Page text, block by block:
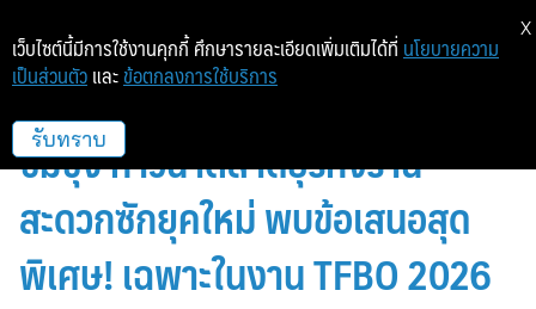
เครื่องซักผ้าและอบผ้าเชิงพาณิชย์
ซัมซุง ก้าวนำตลาดธุรกิจร้าน
สะดวกซักยุคใหม่ พบข้อเสนอสุด
พิเศษ! เฉพาะในงาน TFBO 2026
เว็บไซต์นี้มีการใช้งานคุกกี้ ศึกษารายละเอียดเพิ่มเติมได้ที่ นโยบายความ
เป็นส่วนตัว และ ข้อตกลงการใช้บริการ
รับทราบ
X